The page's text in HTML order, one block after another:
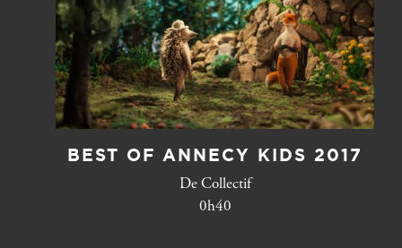
BEST OF ANNECY KIDS 2017
De Collectif
0h40